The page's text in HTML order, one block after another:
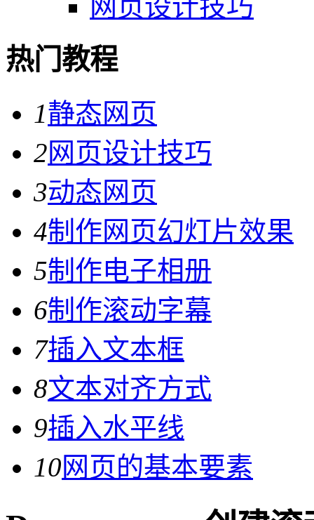
网页设计技巧
热门教程
1静态网页
2网页设计技巧
3动态网页
4制作网页幻灯片效果
5制作电子相册
6制作滚动字幕
7插入文本框
8文本对齐方式
9插入水平线
10网页的基本要素